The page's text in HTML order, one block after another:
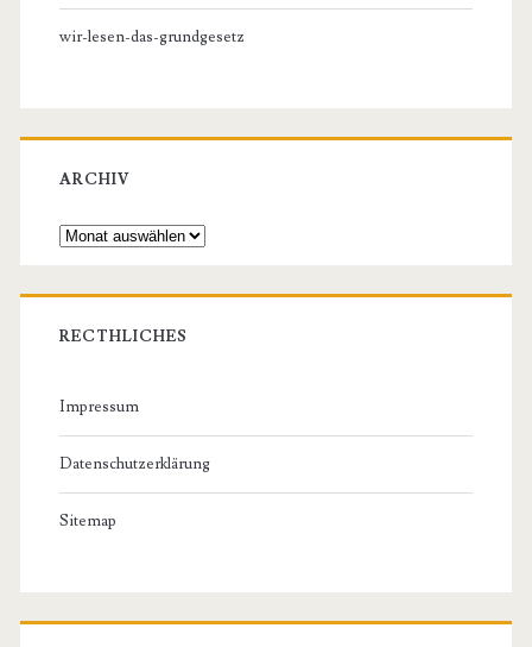
wir-lesen-das-grundgesetz
ARCHIV
Archiv
RECTHLICHES
Impressum
Datenschutzerklärung
Sitemap